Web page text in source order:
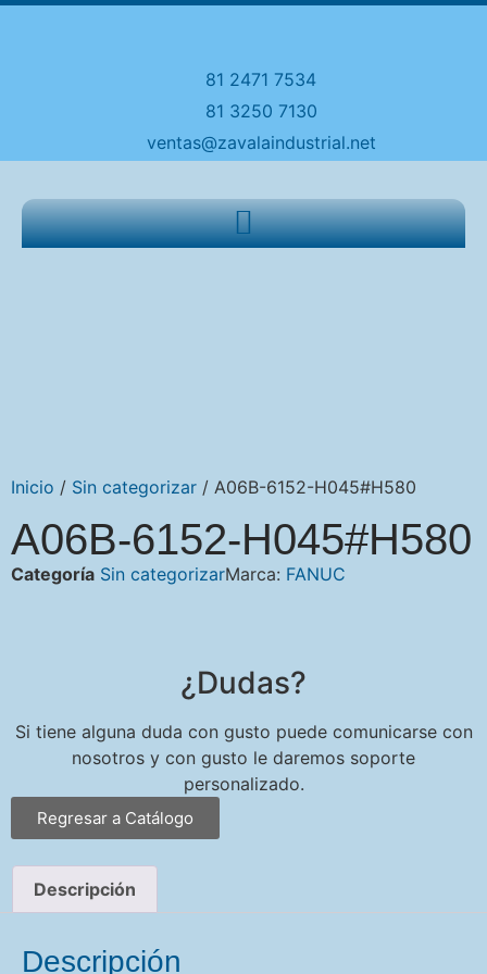
81 2471 7534
81 3250 7130
ventas@zavalaindustrial.net
Inicio / Sin categorizar / A06B-6152-H045#H580
A06B-6152-H045#H580
Categoría Sin categorizarMarca: FANUC
¿Dudas?
Si tiene alguna duda con gusto puede comunicarse con
nosotros y con gusto le daremos soporte
personalizado.
Regresar a Catálogo
Descripción
Descripción